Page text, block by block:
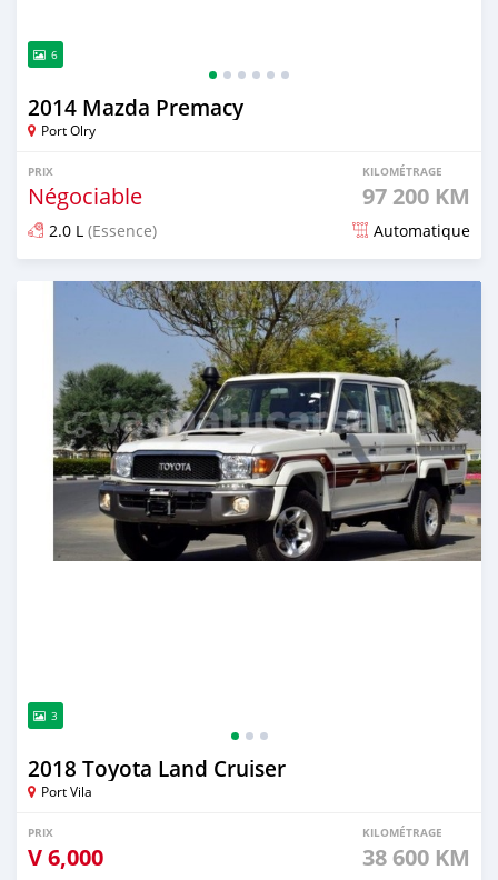
6
2014 Mazda Premacy
Port Olry
PRIX
Négociable
KILOMÉTRAGE
97 200 KM
2.0 L (Essence) Automatique
Publié il y a environ 2 ans
3
2018 Toyota Land Cruiser
Port Vila
PRIX
V6,000
KILOMÉTRAGE
38 600 KM